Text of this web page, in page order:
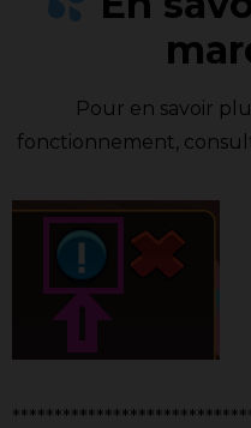
Pour en savoir
fonctionnement,